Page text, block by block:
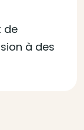
de
à des